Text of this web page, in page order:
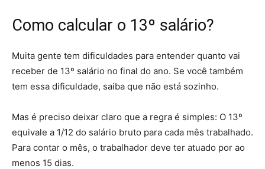
Como calcular o 13º salário?
Muita gente tem dificuldades para entender quanto vai
receber de 13º salário no final do ano. Se você também
tem essa dificuldade, saiba que não está sozinho.
Mas é preciso deixar claro que a regra é simples: O 13º
equivale a 1/12 do salário bruto para cada mês trabalhado.
Para contar o mês, o trabalhador deve ter atuado por ao
menos 15 dias.